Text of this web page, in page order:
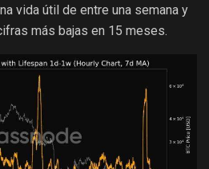
vida útil de entre una semana y
más bajas en 15 meses.